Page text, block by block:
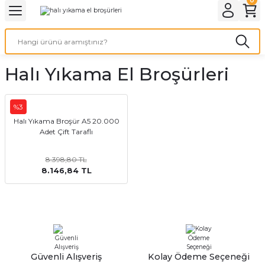
Geri Dön
Geri Dön
Geri Dön
Geri Dön
Ürünleri
Geri Dön
Geri Dön
Geri Dön
Halı Yıkama El Broşürleri
%3
Halı Yıkama Broşür A5 20.000
Adet Çift Taraflı
8.398,80 TL
8.146,84 TL
Güvenli Alışveriş Kolay Ödeme Seçeneği